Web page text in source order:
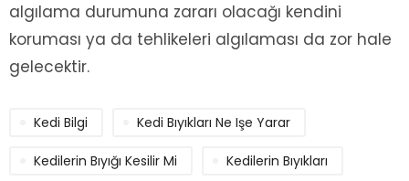
algılama durumuna zararı olacağı kendini
koruması ya da tehlikeleri algılaması da zor hale
gelecektir.
Kedi Bilgi Kedi Bıyıkları Ne Işe Yarar
Kedilerin Bıyığı Kesilir Mi Kedilerin Bıyıkları